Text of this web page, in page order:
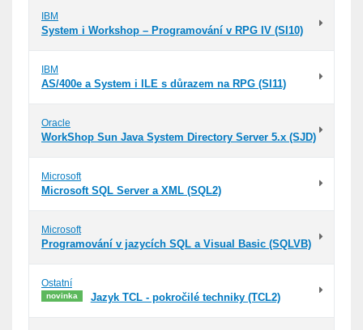
IBM
System i Workshop – Programování v RPG IV (SI10)
IBM
AS/400e a System i ILE s důrazem na RPG (SI11)
Oracle
WorkShop Sun Java System Directory Server 5.x (SJD)
Microsoft
Microsoft SQL Server a XML (SQL2)
Microsoft
Programování v jazycích SQL a Visual Basic (SQLVB)
Ostatní
novinka Jazyk TCL - pokročilé techniky (TCL2)